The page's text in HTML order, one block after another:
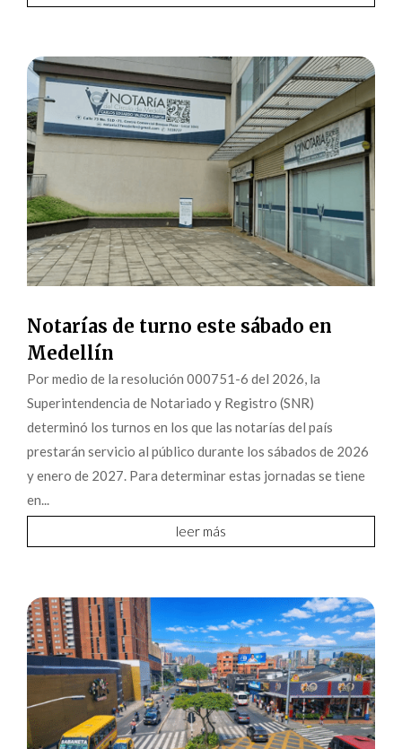
Notarías de turno este sábado en
Medellín
Por medio de la resolución 000751-6 del 2026, la
Superintendencia de Notariado y Registro (SNR)
determinó los turnos en los que las notarías del país
prestarán servicio al público durante los sábados de 2026
y enero de 2027. Para determinar estas jornadas se tiene
en...
leer más